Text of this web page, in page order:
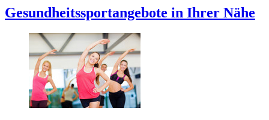
Gesundheitssportangebote in Ihrer Nähe